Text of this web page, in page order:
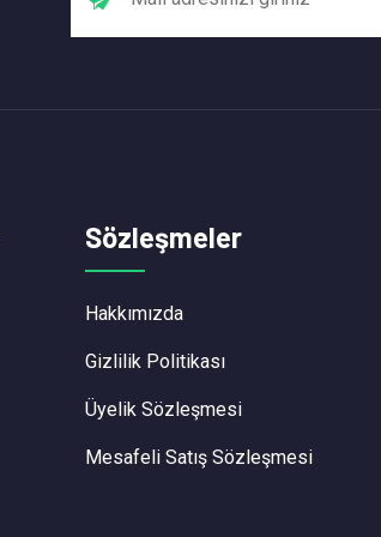
Sözleşmeler
Hakkımızda
Gizlilik Politikası
Üyelik Sözleşmesi
Mesafeli Satış Sözleşmesi